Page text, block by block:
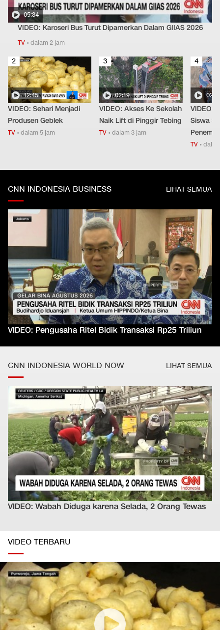
05:34
VIDEO: Karoseri Bus Turut Dipamerkan Dalam GIIAS 2026
TV•dalam 2 jam
2
12:45
VIDEO: Sehari Menjadi
Produsen Geblek
TV •dalam 5 jam
3
02:19
VIDEO: Akses Ke Sekolah
Naik Lift di Pinggir Tebing
TV •dalam 3 jam
4
VIDEO:
Siswa
TV •
CNN INDONESIA BUSINESS LIHAT SEMUA
VIDEO: Pengusaha Ritel Bidik Transaksi Rp25 Triliun
CNN INDONESIA WORLD NOW LIHAT SEMUA
VIDEO: Wabah Diduga karena Selada, 2 Orang Tewas
VIDEO TERBARU